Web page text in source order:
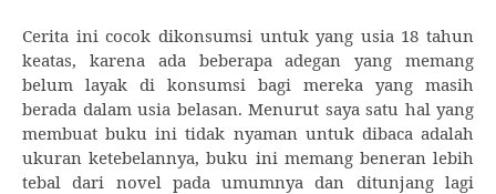
Cerita ini cocok dikonsumsi untuk yang usia 18 tahun
keatas, karena ada beberapa adegan yang memang
belum layak di konsumsi bagi mereka yang masih
berada dalam usia belasan. Menurut saya satu hal yang
membuat buku ini tidak nyaman untuk dibaca adalah
ukuran ketebelannya, buku ini memang beneran lebih
tebal dari novel pada umumnya dan ditunjang lagi